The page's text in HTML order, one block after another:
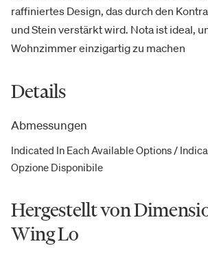
raffiniertes Design, das durch den
und Stein verstärkt wird. Nota ist ideal,
Wohnzimmer einzigartig zu machen
Details
Abmessungen
Indicated In Each Available Options /
Opzione Disponibile
Hergestellt von
Wing Lo